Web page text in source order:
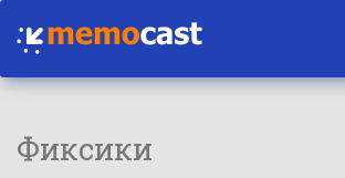
Фиксики